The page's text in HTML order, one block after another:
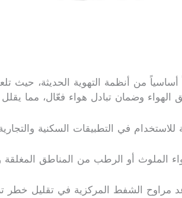
من أنظمة التهوية الحديثة، حيث
وضمان تبادل هواء فعّال، مما يقلل
للاستخدام في التطبيقات السكنية
الملوث أو الرطب من المناطق
مراوح الشفط المركزية في تقليل خطر